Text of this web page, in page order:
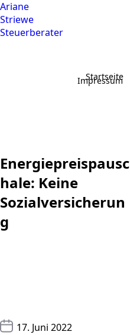
Ariane
Striewe
Steuerberater
Startseite
Impressum
Energiepreispausc
hale: Keine
Sozialversicherun
g
17. Juni 2022